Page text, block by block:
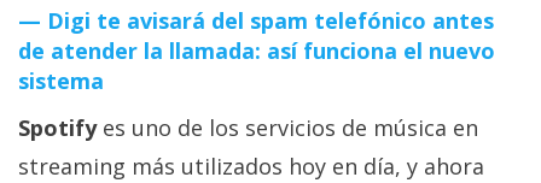
Sistemas
operativos
Profesional
Digi te avisará del spam telefónico antes
de atender la llamada: así funciona el nuevo
sistema
Spotifyes uno de los servicios de música en
streaming más utilizados hoy en día, y ahora